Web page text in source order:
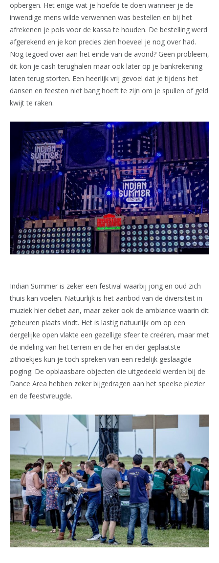
opbergen. Het enige wat je hoefde te doen wanneer je de
inwendige mens wilde verwennen was bestellen en bij het
afrekenen je pols voor de kassa te houden. De bestelling werd
afgerekend en je kon precies zien hoeveel je nog over had.
Nog tegoed over aan het einde van de avond? Geen probleem,
dit kon je cash terughalen maar ook later op je bankrekening
laten terug storten. Een heerlijk vrij gevoel dat je tijdens het
dansen en feesten niet bang hoeft te zijn om je spullen of geld
kwijt te raken.
Indian Summer is zeker een festival waarbij jong en oud zich
thuis kan voelen. Natuurlijk is het aanbod van de diversiteit in
muziek hier debet aan, maar zeker ook de ambiance waarin dit
gebeuren plaats vindt. Het is lastig natuurlijk om op een
dergelijke open vlakte een gezellige sfeer te creëren, maar met
de indeling van het terrein en de her en der geplaatste
zithoekjes kun je toch spreken van een redelijk geslaagde
poging. De opblaasbare objecten die uitgedeeld werden bij de
Dance Area hebben zeker bijgedragen aan het speelse plezier
en de feestvreugde.